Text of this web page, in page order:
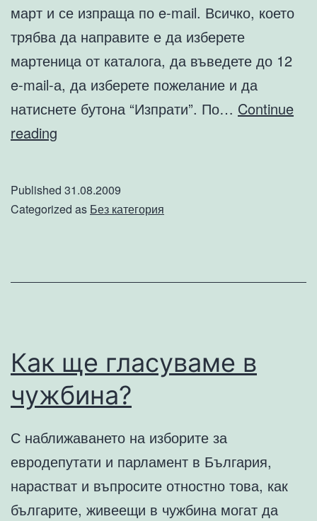
март и се изпраща по e-mail. Всичко, което
трябва да направите е да изберете
мартеница от каталога, да въведете до 12
e-mail-а, да изберете пожелание и да
натиснете бутона “Изпрати”. По… Continue
reading
изпратите
Published 31.08.2009
Categorized as Без категория
Как ще гласуваме в
чужбина?
С наближаването на изборите за
евродепутати и парламент в България,
нарастват и въпросите отностно това, как
българите, живеещи в чужбина могат да